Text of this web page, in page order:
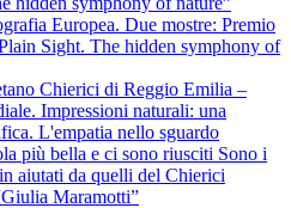
Europea. Due mostre: Premio
Sight. The hidden symphony of
Chierici di Reggio Emilia –
Impressioni naturali: una
L'empatia nello sguardo
più bella e ci sono riusciti Sono i
aiutati da quelli del Chierici
Maramotti”